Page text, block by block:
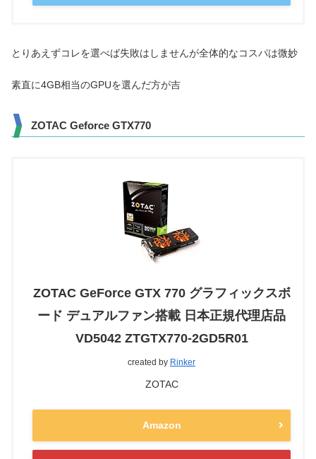
とりあえずコレを選べば失敗はしませんが全体的なコスパは微妙
素直に4GB相当のGPUを選んだ方が吉
ZOTAC Geforce GTX770
ZOTAC GeForce GTX 770 グラフィックスボ
ード デュアルファン搭載 日本正規代理店品
VD5042 ZTGTX770-2GD5R01
created by Rinker
ZOTAC
Amazon